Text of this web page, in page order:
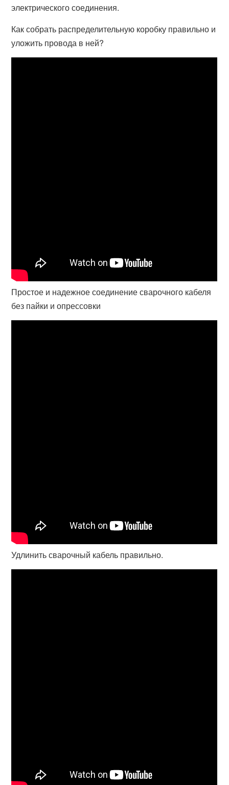
электрического соединения.
Как собрать распределительную коробку правильно и
уложить провода в ней?
Простое и надежное соединение сварочного кабеля
без пайки и опрессовки
Удлинить сварочный кабель правильно.